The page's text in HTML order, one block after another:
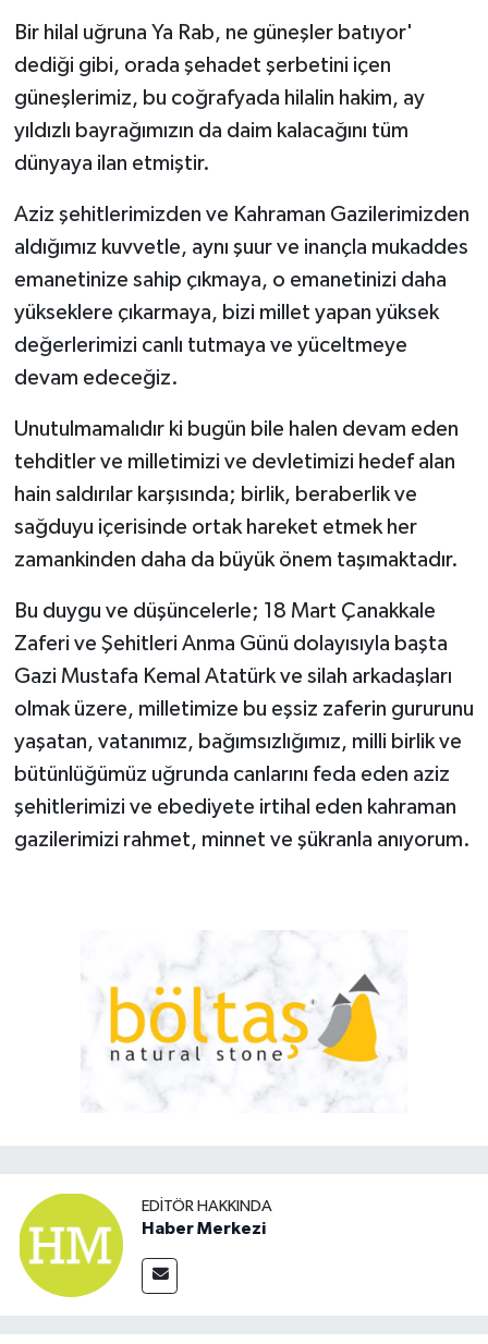
Bir hilal uğruna Ya Rab, ne güneşler batıyor'
dediği gibi, orada şehadet şerbetini içen
güneşlerimiz, bu coğrafyada hilalin hakim, ay
yıldızlı bayrağımızın da daim kalacağını tüm
dünyaya ilan etmiştir.
Aziz şehitlerimizden ve Kahraman Gazilerimizden
aldığımız kuvvetle, aynı şuur ve inançla mukaddes
emanetinize sahip çıkmaya, o emanetinizi daha
yükseklere çıkarmaya, bizi millet yapan yüksek
değerlerimizi canlı tutmaya ve yüceltmeye
devam edeceğiz.
Unutulmamalıdır ki bugün bile halen devam eden
tehditler ve milletimizi ve devletimizi hedef alan
hain saldırılar karşısında; birlik, beraberlik ve
sağduyu içerisinde ortak hareket etmek her
zamankinden daha da büyük önem taşımaktadır.
Bu duygu ve düşüncelerle; 18 Mart Çanakkale
Zaferi ve Şehitleri Anma Günü dolayısıyla başta
Gazi Mustafa Kemal Atatürk ve silah arkadaşları
olmak üzere, milletimize bu eşsiz zaferin gururunu
yaşatan, vatanımız, bağımsızlığımız, milli birlik ve
bütünlüğümüz uğrunda canlarını feda eden aziz
şehitlerimizi ve ebediyete irtihal eden kahraman
gazilerimizi rahmet, minnet ve şükranla anıyorum.
EDITÖR HAKKINDA
Haber Merkezi